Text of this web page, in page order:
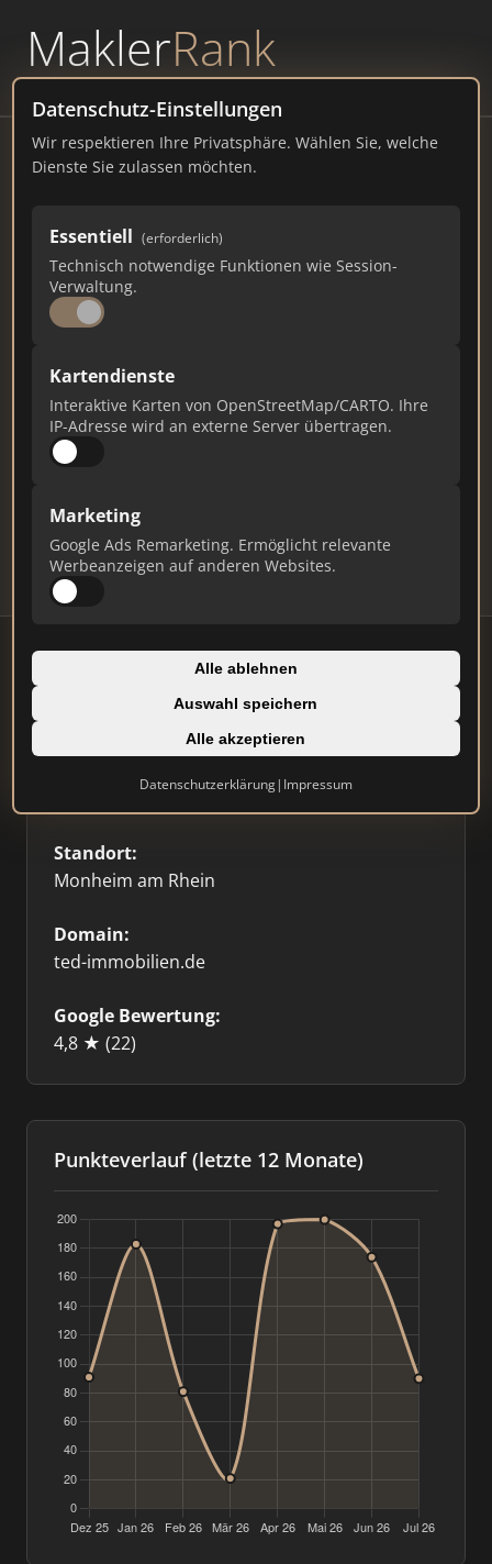
MaklerRank
powered byWAVEPOINT
Datenschutz-Einstellungen
Wir respektieren Ihre Privatsphäre. Wählen Sie, welche
Dienste Sie zulassen möchten.
Essentiell (erforderlich)
Technisch notwendige Funktionen wie Session-
Verwaltung.
Kartendienste
Interaktive Karten von OpenStreetMap/CARTO. Ihre
IP-Adresse wird an externe Server übertragen.
Marketing
Google Ads Remarketing. Ermöglicht relevante
Werbeanzeigen auf anderen Websites.
Alle ablehnen
Auswahl speichern
Alle akzeptieren
Datenschutzerklärung| Impressum
TED-Immobilien
ted-immobilien.de
90
Ist das Ihr Unternehmen?
Verifizieren Sie Ihr Profil, bearbeiten Sie Ihre
Updates.
Profil beanspruchen
Standort:
Monheim am Rhein
Domain:
ted-immobilien.de
Google Bewertung:
4,8 ★ (22)
Punkteverlauf (letzte 12 Monate)